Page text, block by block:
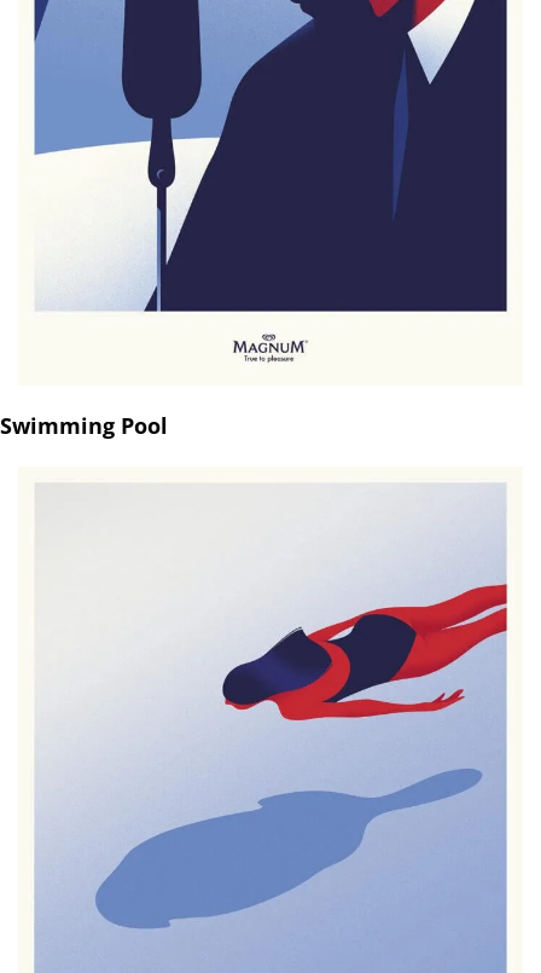
Swimming Pool